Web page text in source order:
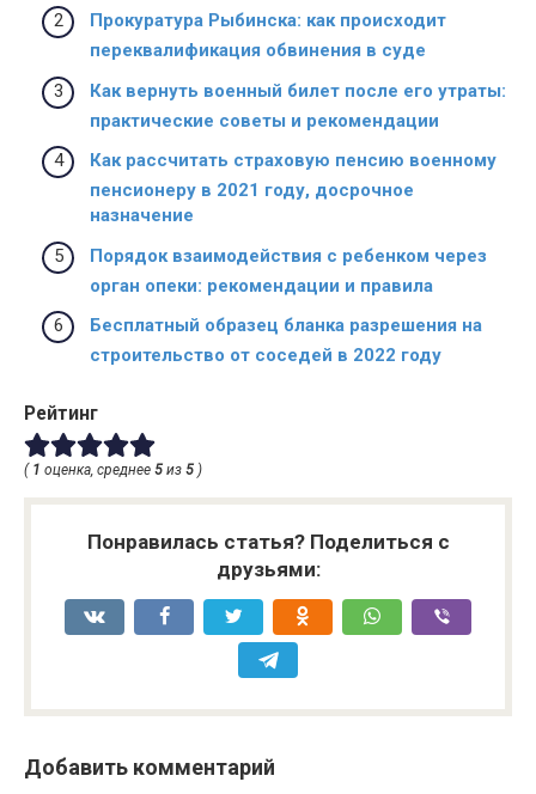
Прокуратура Рыбинска: как происходит
переквалификация обвинения в суде
Как вернуть военный билет после его утраты:
практические советы и рекомендации
Как рассчитать страховую пенсию военному
пенсионеру в 2021 году, досрочное
назначение
Порядок взаимодействия с ребенком через
орган опеки: рекомендации и правила
Бесплатный образец бланка разрешения на
строительство от соседей в 2022 году
Рейтинг
( 1 оценка, среднее 5 из 5 )
Понравилась статья? Поделиться с
друзьями:
Добавить комментарий